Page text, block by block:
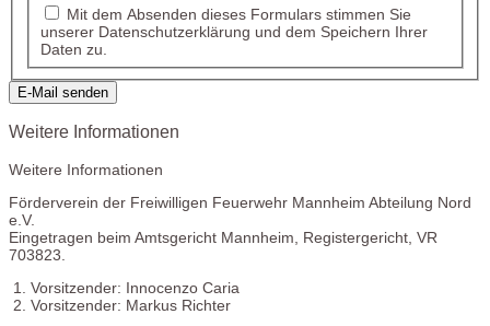
Mit dem Absenden dieses Formulars stimmen Sie
unserer Datenschutzerklärung und dem Speichern Ihrer
Daten zu.
E-Mail senden
Weitere Informationen
Weitere Informationen
Förderverein der Freiwilligen Feuerwehr Mannheim Abteilung Nord
e.V.
Eingetragen beim Amtsgericht Mannheim, Registergericht, VR
703823.
1. Vorsitzender: Innocenzo Caria
2. Vorsitzender: Markus Richter